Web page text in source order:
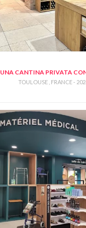
UNA CANTINA PRIVATA
TOULOUSE , FRANCE -